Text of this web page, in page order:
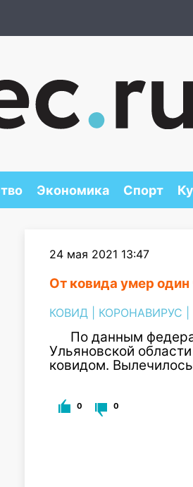
Экономика Спорт
24 мая 2021 13:47
От ковида умер один
КОВИД КОРОНАВИРУС
По данным
Ульяновской
ковидом.
0 0